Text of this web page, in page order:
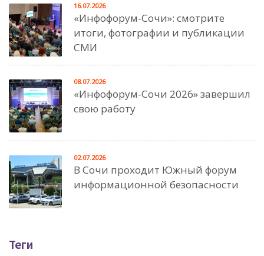
«Инфофорум-Сочи»: смотрите
итоги, фотографии и публикации
СМИ
16.07.2026
«Инфофорум-Сочи 2026» завершил
свою работу
08.07.2026
В Сочи проходит Южный форум
информационной безопасности
02.07.2026
Теги